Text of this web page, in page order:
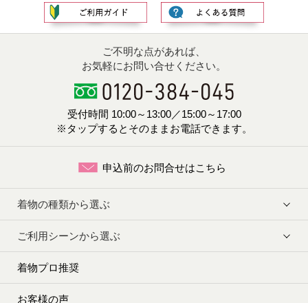
ご不明な点があれば、
お気軽にお問い合せください。
受付時間 10:00～13:00／15:00～17:00
※タップするとそのままお電話できます。
申込前のお問合せはこちら
着物の種類から選ぶ
ご利用シーンから選ぶ
着物プロ推奨
お客様の声